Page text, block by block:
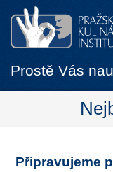
Prostě Vás
Připravujeme